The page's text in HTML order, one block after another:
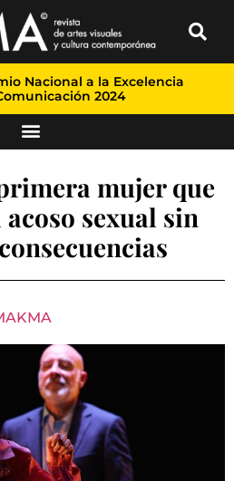
Nacional a la Excelencia
2024
primera mujer que
sexual sin